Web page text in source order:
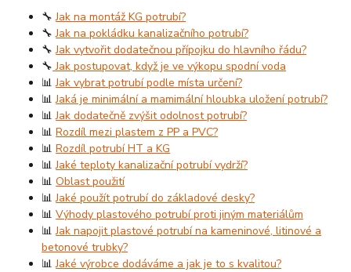
🔧Jak na montáž KG potrubí?
🔧Jak na pokládku kanalizačního potrubí?
🔧Jak vytvořit dodatečnou přípojku do hlavního řádu?
🔧 Jak postupovat, když je ve výkopu spodní voda
📊Jak vybrat potrubí podle místa určení?
📊Jaká je minimální a mamimální hloubka uložení potrubí?
📊Jak dodatečně zvýšit odolnost potrubí?
📊Rozdíl mezi plastem z PP a PVC?
📊Rozdíl potrubí HT a KG
📊Jaké teploty kanalizační potrubí vydrží?
📊Oblast použití
📊Jaké použít potrubí do základové desky?
📊Výhody plastového potrubí proti jiným materiálům
📊Jak napojit plastové potrubí na kameninové, litinové a
betonové trubky?
📊Jaké výrobce dodáváme a jak je to s kvalitou?